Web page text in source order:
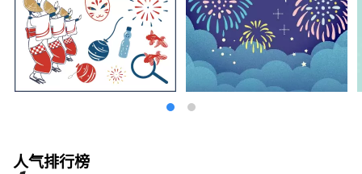
人气排行榜